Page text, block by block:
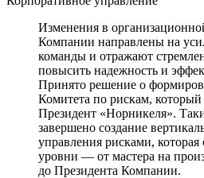
Изменения в
Компании направлены на
команды и отражают
повысить надежность и
Принято решение о
Комитета по рискам, который
Президент «Норникеля».
завершено создание
управления рисками, которая
уровни — от мастера на
до Президента Компании.